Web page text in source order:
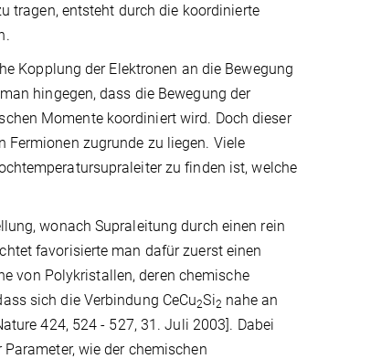
tragen, entsteht durch die koordinierte
Kopplung der Elektronen an die Bewegung
hingegen, dass die Bewegung der
Momente koordiniert wird. Doch dieser
zugrunde zu liegen. Viele
zu finden ist, welche
wonach Supraleitung durch einen rein
favorisierte man dafür zuerst einen
von Polykristallen, deren chemische
sich die Verbindung CeCu2Si2 nahe an
424, 524 - 527, 31. Juli 2003]. Dabei
wie der chemischen